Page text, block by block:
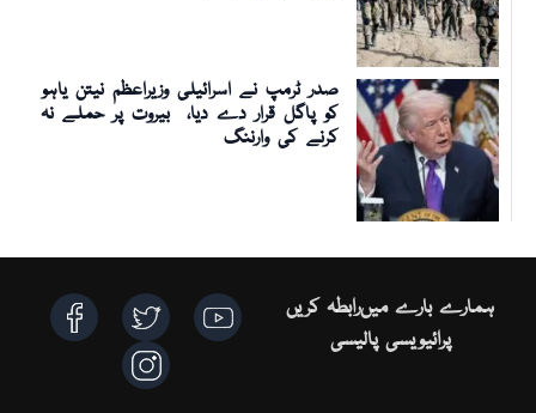
صدر ٹرمپ نے اسرائیلی وزیراعظم نیتن یاہو
کو پاگل قرار دے دیا، بیروت پر حملے نہ
کرنے کی وارننگ
رابطہ کریںہمارے بارے میں
پرائیویسی پالیسی